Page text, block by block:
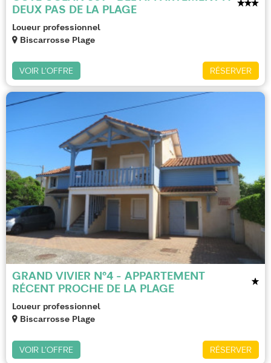
DEUX PAS DE LA PLAGE
Loueur professionnel
Biscarrosse Plage
RÉSERVER
VOIR L'OFFRE
GRAND VIVIER N°4 - APPARTEMENT
RÉCENT PROCHE DE LA PLAGE
Loueur professionnel
Biscarrosse Plage
RÉSERVER
VOIR L'OFFRE